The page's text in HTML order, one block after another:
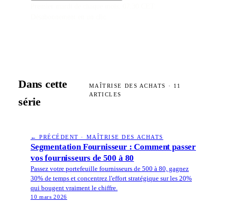
Dans cette
série
MAÎTRISE DES ACHATS ·
11
ARTICLES
← PRÉCÉDENT · MAÎTRISE DES ACHATS
Segmentation Fournisseur : Comment passer
vos fournisseurs de 500 à 80
Passez votre portefeuille fournisseurs de 500 à 80, gagnez
30% de temps et concentrez l'effort stratégique sur les 20%
qui bougent vraiment le chiffre.
10 mars 2026